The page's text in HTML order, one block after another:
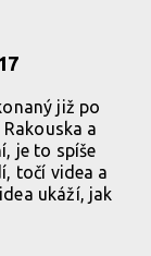
již po
a
je to spíše
točí videa a
ukáží, jak